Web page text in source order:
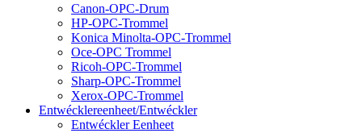
Canon-OPC-Drum
HP-OPC-Trommel
Konica Minolta-OPC-Trommel
Oce-OPC Trommel
Ricoh-OPC-Trommel
Sharp-OPC-Trommel
Xerox-OPC-Trommel
Entwécklereenheet/Entwéckler
Entwéckler Eenheet